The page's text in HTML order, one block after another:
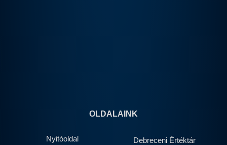
OLDALAINK
Nyitóoldal
Debreceni Értéktár